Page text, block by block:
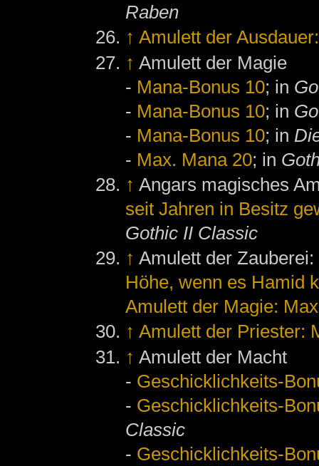
Raben
↑ Amulett der
↑ Amulett der Magie
- Mana-Bonus 10; in
- Mana-Bonus 10; in
- Mana-Bonus 10; in
- Max. Mana 20; in
↑ Angars magisches
seit Jahren in Besitz
Gothic II Classic
↑ Amulett der Zauberei:
Höhe, wenn es Hamid
Amulett der Magie:
↑ Amulett der Priester:
↑ Amulett der Macht
- Geschicklichkeits-
- Geschicklichkeits-
Classic
- Geschicklichkeits-